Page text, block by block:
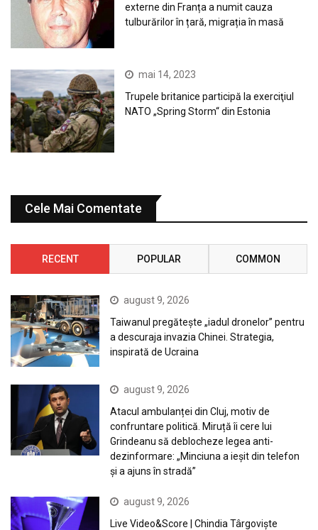
externe din Franța a numit cauza
tulburărilor în țară, migrația în masă
mai 14, 2023
Trupele britanice participă la exerciţiul
NATO „Spring Storm“ din Estonia
Cele Mai Comentate
RECENT POPULAR COMMON
august 9, 2026
Taiwanul pregătește „iadul dronelor” pentru
a descuraja invazia Chinei. Strategia,
inspirată de Ucraina
august 9, 2026
Atacul ambulanței din Cluj, motiv de
confruntare politică. Miruță îi cere lui
Grindeanu să deblocheze legea anti-
dezinformare: „Minciuna a ieșit din telefon
și a ajuns în stradă”
august 9, 2026
Live Video&Score | Chindia Târgoviște